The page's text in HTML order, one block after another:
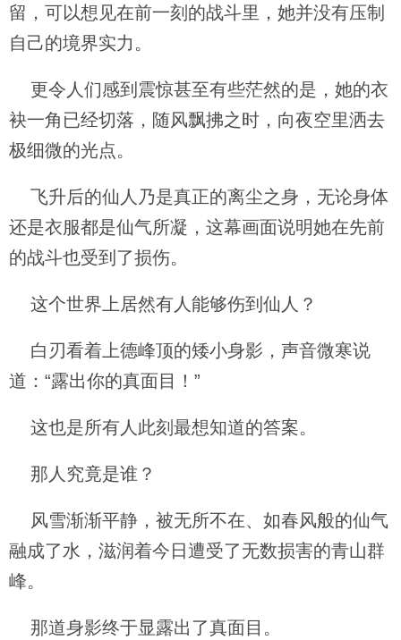
留，可以想见在前一刻的战斗里，她并没有压制
自己的境界实力。
更令人们感到震惊甚至有些茫然的是，她的衣
袂一角已经切落，随风飘拂之时，向夜空里洒去
极细微的光点。
飞升后的仙人乃是真正的离尘之身，无论身体
还是衣服都是仙气所凝，这幕画面说明她在先前
的战斗也受到了损伤。
这个世界上居然有人能够伤到仙人？
白刃看着上德峰顶的矮小身影，声音微寒说
道：“露出你的真面目！”
这也是所有人此刻最想知道的答案。
那人究竟是谁？
风雪渐渐平静，被无所不在、如春风般的仙气
融成了水，滋润着今日遭受了无数损害的青山群
峰。
那道身影终于显露出了真面目。